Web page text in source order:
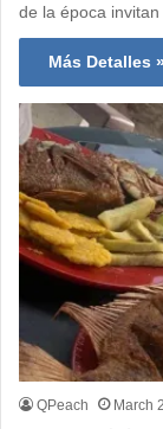
de la época
Más Detalles »
QPeach March